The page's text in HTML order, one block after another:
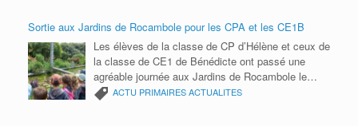
Sortie aux Jardins de Rocambole pour les CPA et les CE1B
Les élèves de la classe de CP d’Hélène et ceux de
la classe de CE1 de Bénédicte ont passé une
agréable journée aux Jardins de Rocambole le
mardi 9 juin. Ils ont participé à un parcours photos
ACTU PRIMAIRESACTUALITES